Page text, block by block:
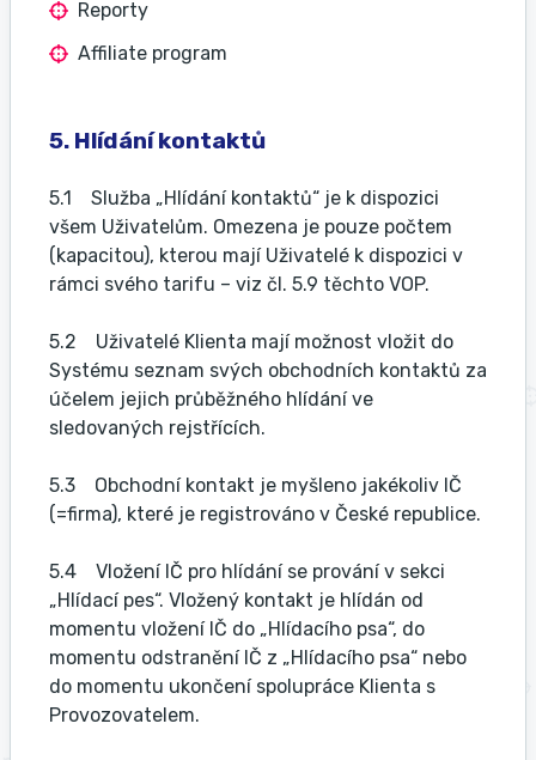
Reporty
Affiliate program
5. Hlídání kontaktů
5.1 Služba „Hlídání kontaktů“ je k dispozici
všem Uživatelům. Omezena je pouze počtem
(kapacitou), kterou mají Uživatelé k dispozici v
rámci svého tarifu – viz čl. 5.9 těchto VOP.
5.2 Uživatelé Klienta mají možnost vložit do
Systému seznam svých obchodních kontaktů za
účelem jejich průběžného hlídání ve
sledovaných rejstřících.
5.3 Obchodní kontakt je myšleno jakékoliv IČ
(=firma), které je registrováno v České republice.
5.4 Vložení IČ pro hlídání se prování v sekci
„Hlídací pes“. Vložený kontakt je hlídán od
momentu vložení IČ do „Hlídacího psa“, do
momentu odstranění IČ z „Hlídacího psa“ nebo
do momentu ukončení spolupráce Klienta s
Provozovatelem.